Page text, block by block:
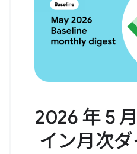
2026 年 5
イン月次